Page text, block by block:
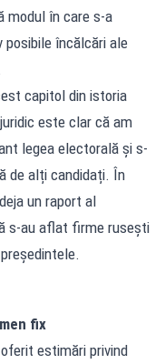
modul în care s-a
încălcări ale
capitol din istoria
este clar că am
legea electorală și s-
de alți candidați. În
un raport al
s-au aflat firme rusești
fix
estimări privind